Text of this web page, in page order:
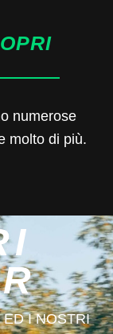
numerose
molto di più.
I NOSTRI